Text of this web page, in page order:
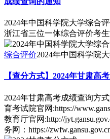
2024年中国科学院大学综合
浙江省三位一体综合评价考
综合评价2024年中国科学院
【查分方式】2024年甘肃高
2024年甘肃高考成绩查询方
育考试院官网:https://
教育厅官网:http://
务网：https://